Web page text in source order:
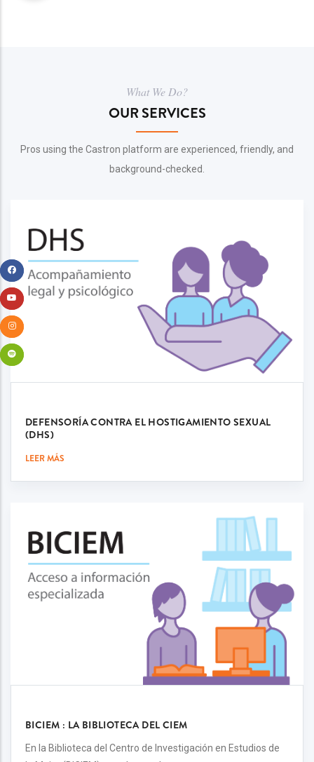
What We Do?
OUR SERVICES
Pros using the Castron platform are experienced, friendly, and
background-checked.
DEFENSORÍA CONTRA EL HOSTIGAMIENTO SEXUAL
(DHS)
LEER MÁS
BICIEM : LA BIBLIOTECA DEL CIEM
En la Biblioteca del Centro de Investigación en Estudios de